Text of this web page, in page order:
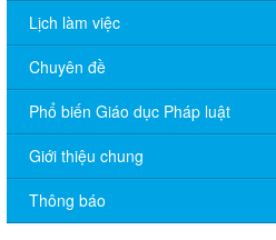
Lịch làm việc
Chuyên đề
Phổ biến Giáo dục Pháp luật
Giới thiệu chung
Thông báo
V/v đề nghị báo cáo hệ thống
và hoạt động mua bán khí trên địa
2).
Thông báo bán thanh lý tài sản